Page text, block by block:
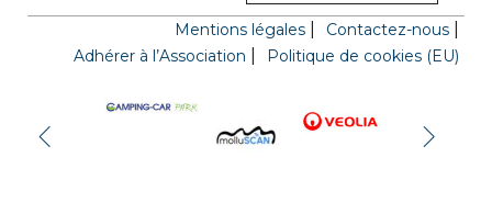
Mentions légales
Contactez-nous
Adhérer à l’Association
Politique de cookies (EU)